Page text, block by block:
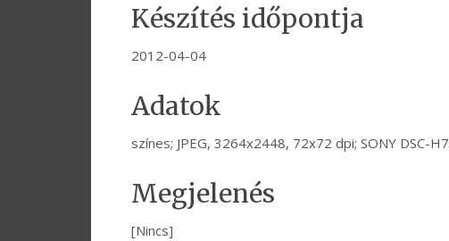
Készítés időpontja
2012-04-04
Adatok
színes; JPEG, 3264x2448, 72x72 dpi; SONY DSC-H7
Megjelenés
[Nincs]